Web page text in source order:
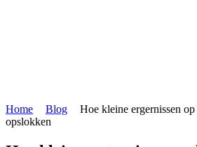
Home Blog
Hoe kleine ergernissen op
opslokken